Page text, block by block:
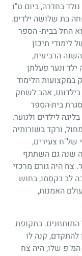
בחדרה, ביום ט"ו
בת שלושה ילדים.
החל בבית- הספר
תיכון
הרביעית,
ונער פעלתן
במקצועות הלימוד
בילדותו, אהב לשחק
בית-הספר
לילדים ולנוער.
ורקד בשורותיה
של"ח צעירים,
שנה גם השתתף
צח היה גורם מרכזי
לב בקסמו, בחוש
האמנות,
התותחנים. בתקופת
להתקדם, קנה לו
המ"פ שלו, היה צח